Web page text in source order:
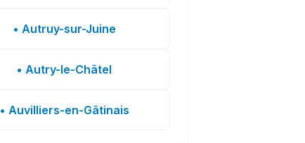
• Autruy-sur-Juine
• Autry-le-Châtel
• Auvilliers-en-Gâtinais